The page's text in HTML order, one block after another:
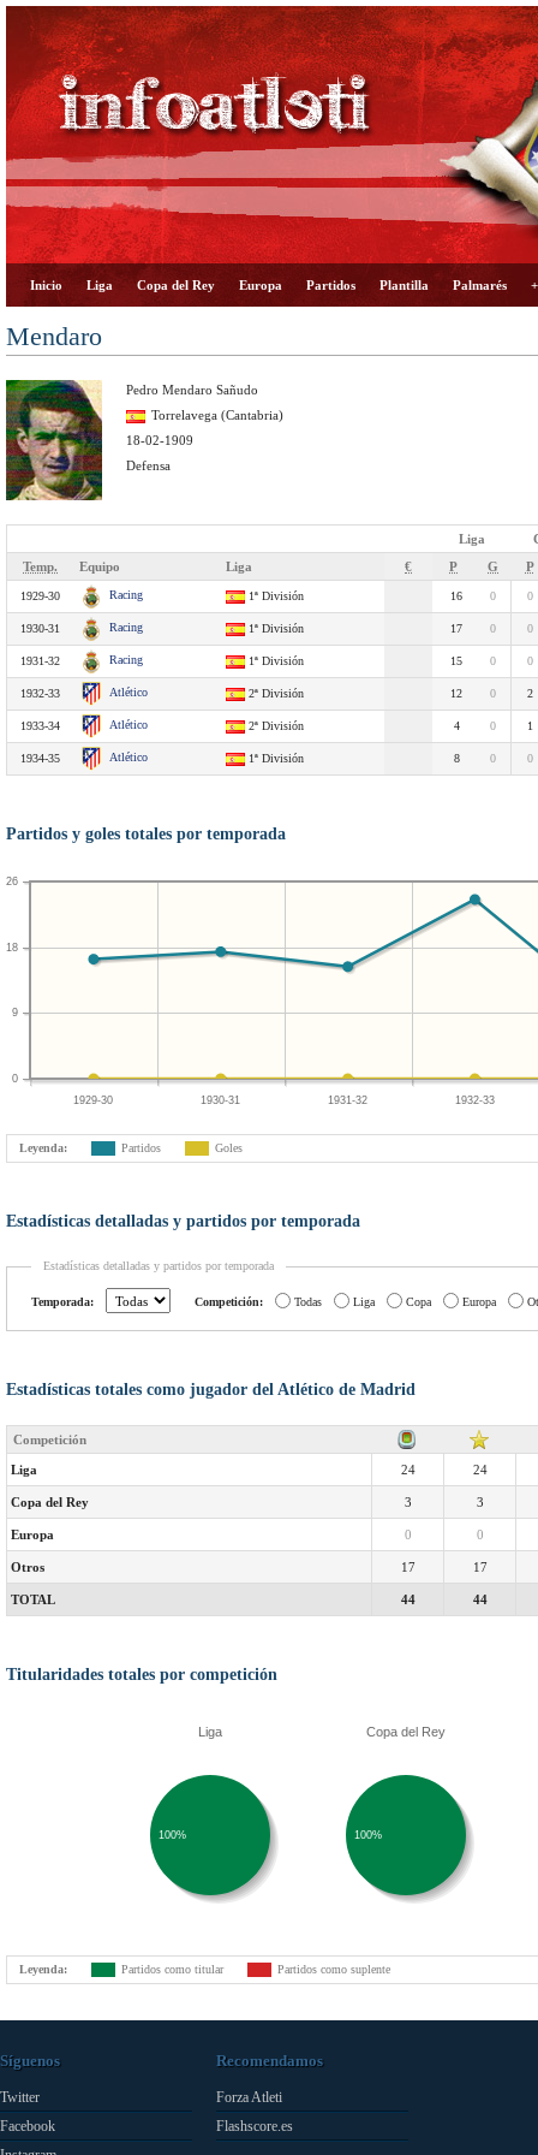
Inicio Liga Copa del Rey Europa Partidos Plantilla Palmarés
Mendaro
Pedro Mendaro Sañudo
Torrelavega (Cantabria)
18-02-1909
Defensa
Liga
Temp.
Equipo Liga € P G P
1929-30 Racing 1ª División 16 0 0
1930-31 Racing 1ª División 17 0 0
1931-32 Racing 1ª División 15 0 0
1932-33 Atlético 2ª División 12 0 2
1933-34 Atlético 2ª División 4 0 1
1934-35 Atlético 1ª División 8 0 0
Partidos y goles totales por temporada
1929-30 1930-31 1931-32 1932-33
0
9
18
26
Leyenda: Partidos Goles
Estadísticas detalladas y partidos por temporada
Estadísticas detalladas y partidos por temporada
Temporada: Competición: Todas Liga Copa Europa
Estadísticas totales como jugador del Atlético de Madrid
Competición
Liga 24 24
Copa del Rey 3 3
Europa 0 0
Otros 17 17
TOTAL 44 44
Titularidades totales por competición
Liga
100%
Copa del Rey
100%
Leyenda: Partidos como titular Partidos como suplente
Síguenos
Twitter
Facebook
Recomendamos
Forza Atleti
Flashscore.es